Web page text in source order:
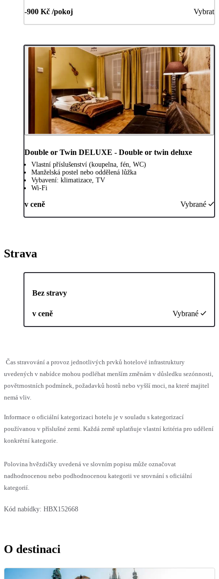
-900 Kč /pokoj Vybrat
Double or Twin DELUXE - Double or twin deluxe
Vlastní příslušenství (koupelna, fén, WC)
Manželská postel nebo oddělená lůžka
Vybavení: klimatizace, TV
Wi-Fi
v ceně Vybrané
Strava
Bez stravy
v ceně Vybrané
Čas stravování a provoz jednotlivých prvků hotelové infrastruktury
uvedených v nabídce mohou podléhat menším změnám v důsledku sezónnosti,
povětrnostních podmínek, požadavků hostů nebo vyšší moci, na které majitel
nemá vliv.
Informace o oficiální kategorizaci hotelu je v souladu s kategorizací
používanou v příslušné zemi. Každá země uplatňuje vlastní kritéria pro udělení
konkrétní kategorie.
Polovina hvězdičky uvedená ve slovním popisu může označovat
nadhodnocenou nebo podhodnocenou kategorii ve srovnání s oficiální
kategorií.
Kód nabídky: HBX152668
O destinaci